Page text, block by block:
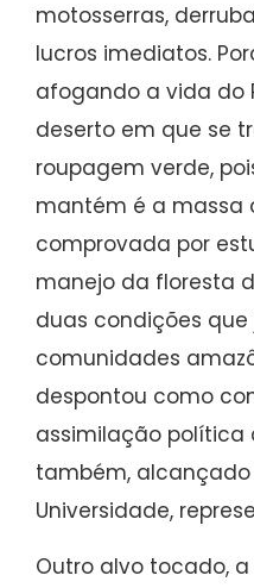
motosserras,
lucros imediatos.
afogando a vida do
deserto em que se
roupagem verde,
mantém é a massa
comprovada por
manejo da floresta
duas condições
comunidades
despontou como
assimilação política
também, alcançado
Universidade,
Outro alvo tocado,